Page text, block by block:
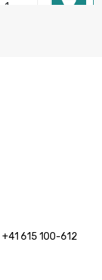

+41 615 100-612